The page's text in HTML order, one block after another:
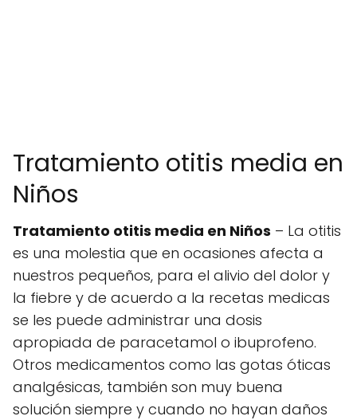
Tratamiento otitis media en
Niños
Tratamiento otitis media en Niños – La otitis
es una molestia que en ocasiones afecta a
nuestros pequeños, para el alivio del dolor y
la fiebre y de acuerdo a la recetas medicas
se les puede administrar una dosis
apropiada de paracetamol o ibuprofeno.
Otros medicamentos como las gotas óticas
analgésicas, también son muy buena
solución siempre y cuando no hayan daños